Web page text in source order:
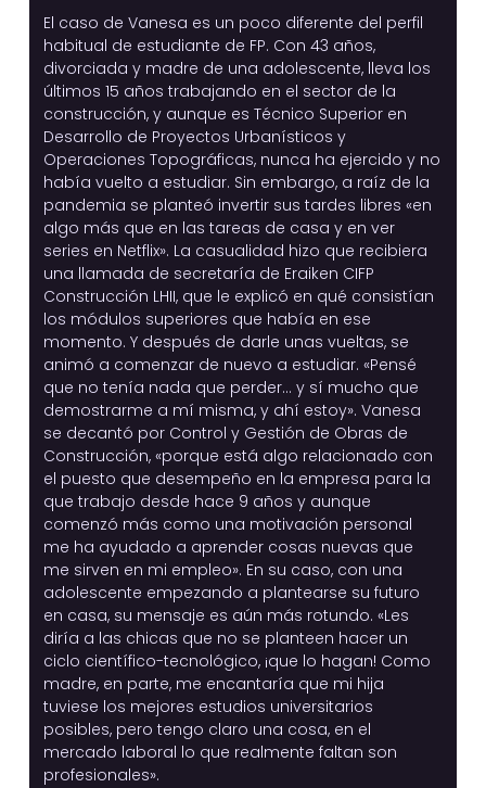
El caso de Vanesa es un poco diferente del perfil
habitual de estudiante de FP. Con 43 años,
divorciada y madre de una adolescente, lleva los
últimos 15 años trabajando en el sector de la
construcción, y aunque es Técnico Superior en
Desarrollo de Proyectos Urbanísticos y
Operaciones Topográficas, nunca ha ejercido y no
había vuelto a estudiar. Sin embargo, a raíz de la
pandemia se planteó invertir sus tardes libres «en
algo más que en las tareas de casa y en ver
series en Netflix». La casualidad hizo que recibiera
una llamada de secretaría de Eraiken CIFP
Construcción LHII, que le explicó en qué consistían
los módulos superiores que había en ese
momento. Y después de darle unas vueltas, se
animó a comenzar de nuevo a estudiar. «Pensé
que no tenía nada que perder… y sí mucho que
demostrarme a mí misma, y ahí estoy». Vanesa
se decantó por Control y Gestión de Obras de
Construcción, «porque está algo relacionado con
el puesto que desempeño en la empresa para la
que trabajo desde hace 9 años y aunque
comenzó más como una motivación personal
me ha ayudado a aprender cosas nuevas que
me sirven en mi empleo». En su caso, con una
adolescente empezando a plantearse su futuro
en casa, su mensaje es aún más rotundo. «Les
diría a las chicas que no se planteen hacer un
ciclo científico-tecnológico, ¡que lo hagan! Como
madre, en parte, me encantaría que mi hija
tuviese los mejores estudios universitarios
posibles, pero tengo claro una cosa, en el
mercado laboral lo que realmente faltan son
profesionales».